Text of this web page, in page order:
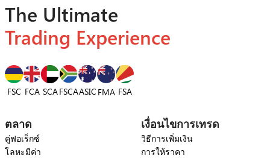
The Ultimate
Trading Experience
FSC FCA SCAFSCAASIC FMA FSA
ตลาด
คู่ฟอเร็กซ์
โลหะมีค่า
เงื่อนไขการเทรด
วิธีการเพิ่มเงิน
การให้ราคา